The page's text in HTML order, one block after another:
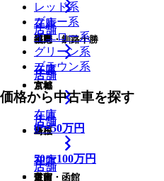
道東・釧路十勝
在庫
店舗
道南・函館
店舗
宮城
在庫
店舗
在庫
店舗
埼玉
在庫
長野
在庫
店舗
富山
店舗
京都
在庫
店舗
在庫
店舗
島根
在庫
福岡
在庫
店舗
佐賀
レッド系
ブルー系
イエロー系
グリーン系
ブラウン系
価格から中古車を探す
0〜50万円
50〜100万円